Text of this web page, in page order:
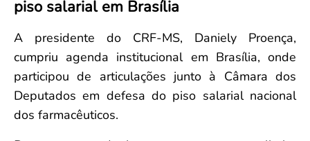
Convenção Coletiva 2025/2026 – Piso salarial Farmácias e Drogaria
Calendário Eleitoral
Candidatos
Dúvidas Frequentes
Eleições Anteriores
piso salarial em Brasília
A presidente do CRF-MS, Daniely Proença,
cumpriu agenda institucional em Brasília, onde
participou de articulações junto à Câmara dos
Deputados em defesa do piso salarial nacional
dos farmacêuticos.